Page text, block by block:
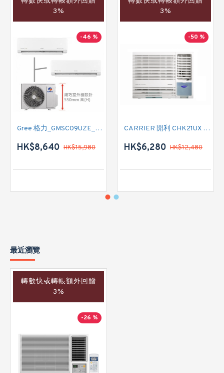
3%
-46 %
Gree 格力_GMSC09UZE_GMSC12UZE_GMSC18UZC_R32 掛牆變頻式1拖2分體冷氣機 (淨冷型)
HK$8,640 HK$15,980
3%
-50 %
CARRIER 開利 CHK21UX 二匹半 變頻淨冷窗口式冷氣機 (附遙控)
HK$6,280 HK$12,480
最近瀏覽
轉數快或轉帳額外回贈
3%
-26 %